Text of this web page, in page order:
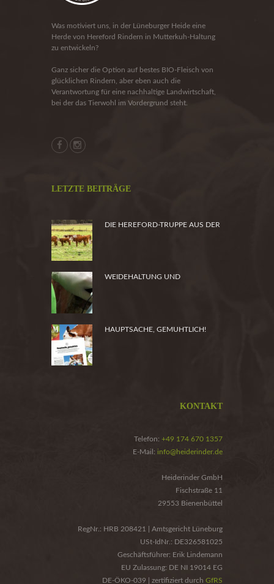
Was motiviert uns, in der Lüneburger Heide eine
Herde von Hereford Rindern in Mutterkuh-Haltung
zu entwickeln?
Ganz sicher die Option auf bestes BIO-Fleisch von
glücklichen Rindern, aber eben auch die
Verantwortung für eine nachhaltige Landwirtschaft,
bei der das Tierwohl im Vordergrund steht.
LETZTE BEITRÄGE
DIE HEREFORD-TRUPPE AUS DER
WEIDEHALTUNG UND
HAUPTSACHE, GEMUHTLICH!
KONTAKT
Telefon: +49 174 670 1357
E-Mail: info@heiderinder.de
Heiderinder GmbH
Fischstraße 11
29553 Bienenbüttel
RegNr.: HRB 208421 | Amtsgericht Lüneburg
USt-IdNr.: DE326581025
Geschäftsführer: Erik Lindemann
EU Zulassung: DE NI 19014 EG
DE-ÖKO-039 | zertifiziert durch GfRS